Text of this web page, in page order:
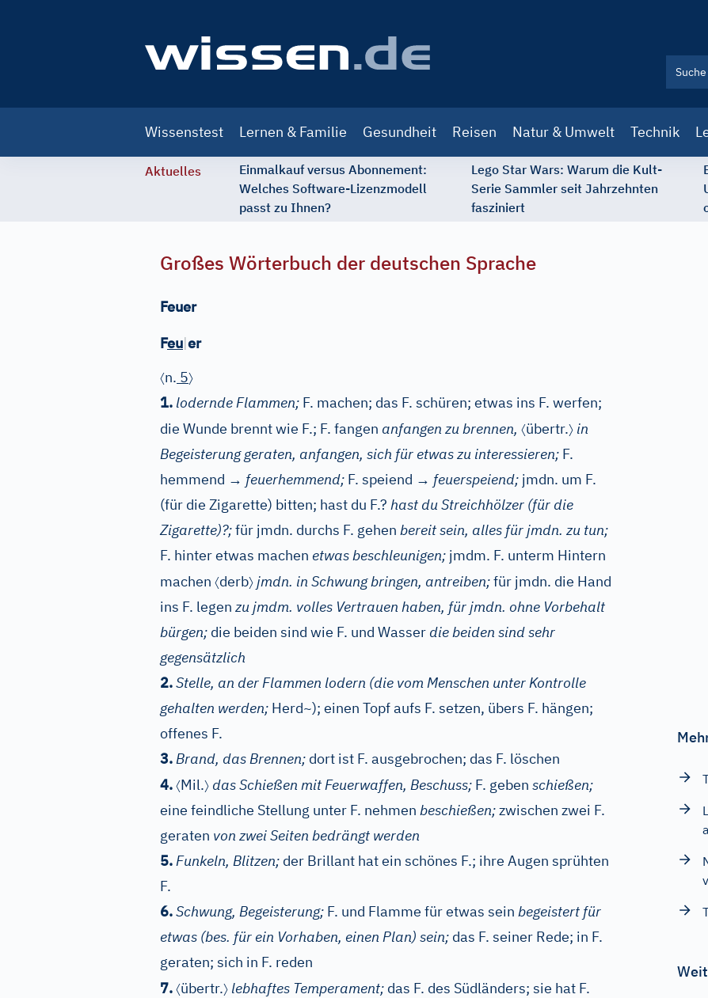
navigation
Wissenstest Lernen & Familie Gesundheit Reisen Natur & Umwelt Technik
Aktuelles
Einmalkauf versus Abonnement:
Welches Software-Lizenzmodell
passt zu Ihnen?
Lego Star Wars: Warum die Kult-
Serie Sammler seit Jahrzehnten
fasziniert
Großes Wörterbuch der deutschen Sprache
Feuer
Feu|er
〈n. 5〉
1. lodernde Flammen; F. machen; das F. schüren; etwas ins F. werfen;
die Wunde brennt wie F.; F. fangen anfangen zu brennen, 〈übertr.〉 in
Begeisterung geraten, anfangen, sich für etwas zu interessieren; F.
hemmend → feuerhemmend; F. speiend → feuerspeiend; jmdn. um F.
(für die Zigarette) bitten; hast du F.? hast du Streichhölzer (für die
Zigarette)?;für jmdn. durchs F. gehen bereit sein, alles für jmdn. zu tun;
F. hinter etwas machen etwas beschleunigen; jmdm. F. unterm Hintern
machen 〈derb〉jmdn. in Schwung bringen, antreiben;für jmdn. die Hand
ins F. legen zu jmdm. volles Vertrauen haben, für jmdn. ohne Vorbehalt
bürgen; die beiden sind wie F. und Wasser die beiden sind sehr
gegensätzlich
2.Stelle, an der Flammen lodern (die vom Menschen unter Kontrolle
gehalten werden; Herd~); einen Topf aufs F. setzen, übers F. hängen;
offenes F.
3.Brand, das Brennen; dort ist F. ausgebrochen; das F. löschen
4.〈Mil.〉 das Schießen mit Feuerwaffen, Beschuss; F. geben schießen;
eine feindliche Stellung unter F. nehmen beschießen;zwischen zwei F.
geraten von zwei Seiten bedrängt werden
5.Funkeln, Blitzen; der Brillant hat ein schönes F.; ihre Augen sprühten
F.
6.Schwung, Begeisterung; F. und Flamme für etwas sein begeistert für
etwas (bes. für ein Vorhaben, einen Plan) sein; das F. seiner Rede; in F.
geraten; sich in F. reden
7.〈übertr.〉 lebhaftes Temperament; das F. des Südländers; sie hat F.